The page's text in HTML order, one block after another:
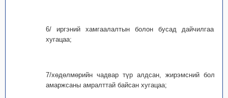
6/ иргэний хамгаалалтын болон бусад дайчилгааны
хугацаа;
7/хөдөлмөрийн чадвар түр алдсан, жирэмсний болон
амаржсаны амралттай байсан хугацаа;